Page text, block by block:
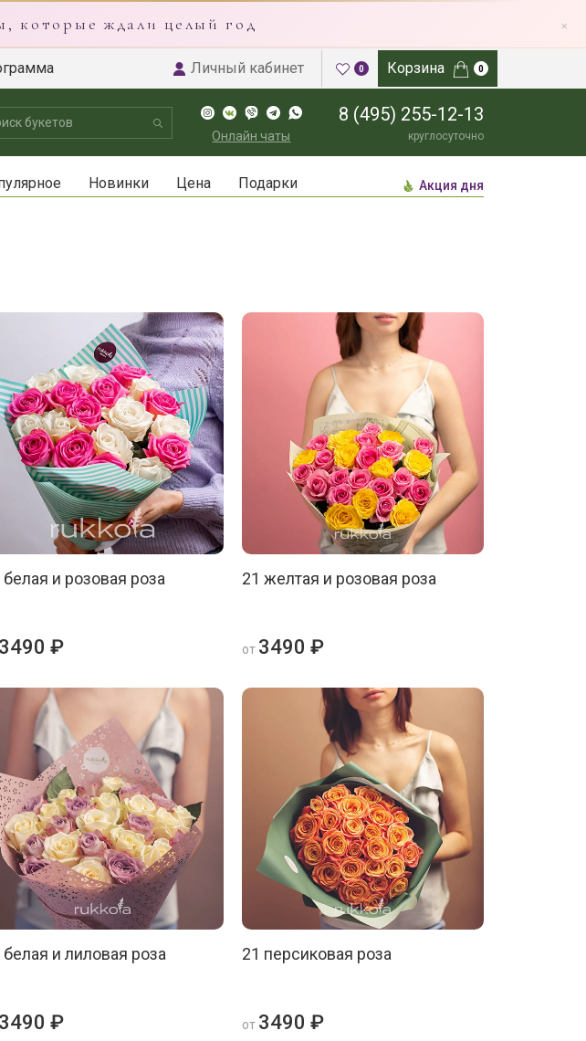
которые ждали целый год ×
Личный кабинет 0 Корзина 0
Онлайн чаты
8 (495) 255-12-13
круглосуточно
Новинки Цена Подарки Акция дня
белая и розовая роза
3490 ₽
21 желтая и розовая роза
от 3490 ₽
белая и лиловая роза
3490 ₽
21 персиковая роза
от 3490 ₽